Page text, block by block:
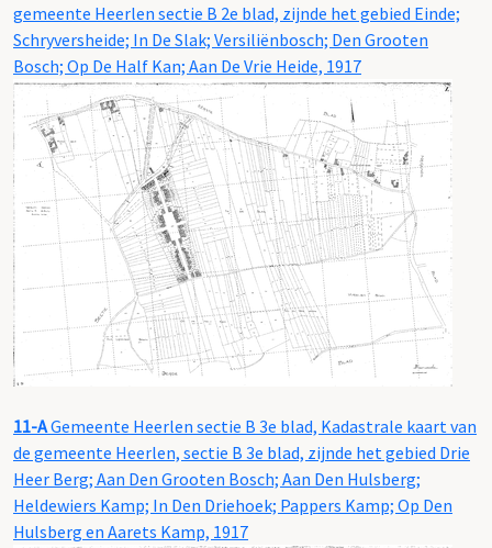
gemeente Heerlen sectie B 2e blad, zijnde het gebied Einde;
Schryversheide; In De Slak; Versiliënbosch; Den Grooten
Bosch; Op De Half Kan; Aan De Vrie Heide, 1917
11-AGemeente Heerlen sectie B 3e blad, Kadastrale kaart van
de gemeente Heerlen, sectie B 3e blad, zijnde het gebied Drie
Heer Berg; Aan Den Grooten Bosch; Aan Den Hulsberg;
Heldewiers Kamp; In Den Driehoek; Pappers Kamp; Op Den
Hulsberg en Aarets Kamp, 1917